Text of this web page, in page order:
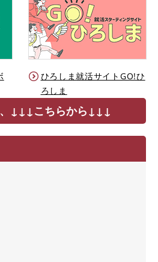
ひろしま就活サイトGO!ひ
ろしま
↓↓↓こちらから↓↓↓